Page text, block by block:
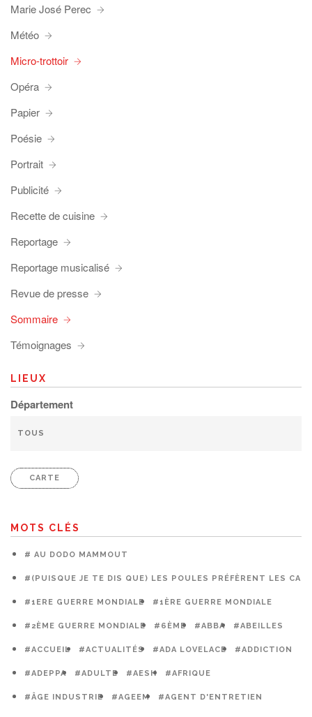
Marie José Perec
Météo
Micro-trottoir
Opéra
Papier
Poésie
Portrait
Publicité
Recette de cuisine
Reportage
Reportage musicalisé
Revue de presse
Sommaire
Témoignages
LIEUX
Département
CARTE
MOTS CLÉS
# AU DODO MAMMOUT
#(PUISQUE JE TE DIS QUE) LES POULES PRÉFÈRENT LES
#1ERE GUERRE MONDIALE #1ÈRE GUERRE MONDIALE
#2ÈME GUERRE MONDIALE #6ÈME #ABBA #ABEILLES
#ACCUEIL #ACTUALITÉS #ADA LOVELACE #ADDICTION
#ADEPPA #ADULTE #AESH #AFRIQUE
#ÂGE INDUSTRIE #AGEEM #AGENT D'ENTRETIEN